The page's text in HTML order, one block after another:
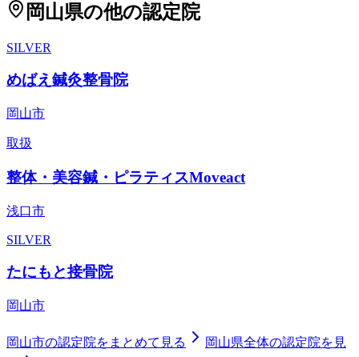
岡山県の他の認定院
SILVER
めばえ鍼灸整骨院
岡山市
取扱
整体・美容鍼・ピラティスMoveact
浅口市
SILVER
たにもと接骨院
岡山市
岡山市の認定院をまとめて見る 岡山県全体の認定院を見